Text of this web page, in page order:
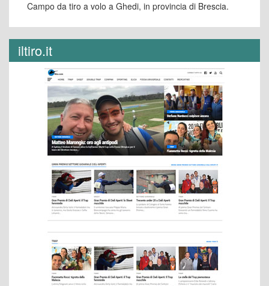
Campo da tiro a volo a Ghedi, in provincia di Brescia.
iltiro.it